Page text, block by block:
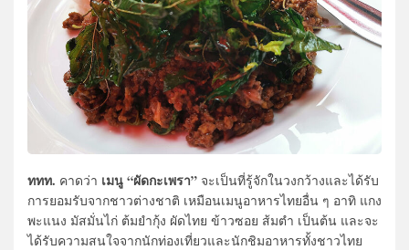
ททท. คาดว่า เมนู “ผัดกะเพรา” จะเป็นที่รู้จักในวงกว้างและได้รับ
การยอมรับจากชาวต่างชาติ เหมือนเมนูอาหารไทยอื่น ๆ อาทิ แกง
พะแนง มัสมั่นไก่ ต้มยำกุ้ง ผัดไทย ข้าวซอย ส้มตำ เป็นต้น และจะ
ได้รับความสนใจจากนักท่องเที่ยวและนักชิมอาหารทั้งชาวไทย